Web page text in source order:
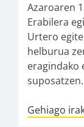
Azaroaren
Erabilera
Urtero
helburua
eragindako
Gehiago